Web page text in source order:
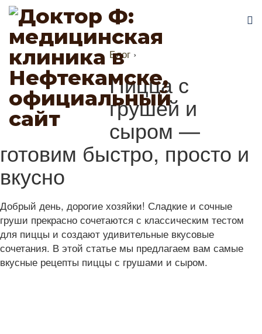
Блог ›
Пицца с
грушей и
сыром —
готовим быстро, просто и
вкусно
Добрый день, дорогие хозяйки! Сладкие и сочные
груши прекрасно сочетаются с классическим тестом
для пиццы и создают удивительные вкусовые
сочетания. В этой статье мы предлагаем вам самые
вкусные рецепты пиццы с грушами и сыром.